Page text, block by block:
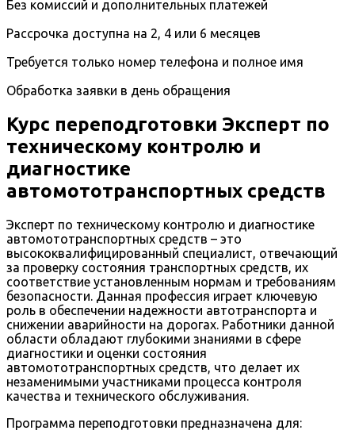
Без комиссий и дополнительных платежей
Рассрочка доступна на 2, 4 или 6 месяцев
Требуется только номер телефона и полное имя
Обработка заявки в день обращения
Курс переподготовки Эксперт по
техническому контролю и
диагностике
автомототранспортных средств
Эксперт по техническому контролю и диагностике
автомототранспортных средств – это
высококвалифицированный специалист, отвечающий
за проверку состояния транспортных средств, их
соответствие установленным нормам и требованиям
безопасности. Данная профессия играет ключевую
роль в обеспечении надежности автотранспорта и
снижении аварийности на дорогах. Работники данной
области обладают глубокими знаниями в сфере
диагностики и оценки состояния
автомототранспортных средств, что делает их
незаменимыми участниками процесса контроля
качества и технического обслуживания.
Программа переподготовки предназначена для: